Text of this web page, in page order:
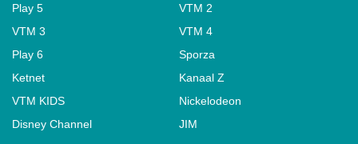
Play 5
VTM 2
VTM 3
VTM 4
Play 6
Sporza
Ketnet
Kanaal Z
VTM KIDS
Nickelodeon
Disney Channel
JIM